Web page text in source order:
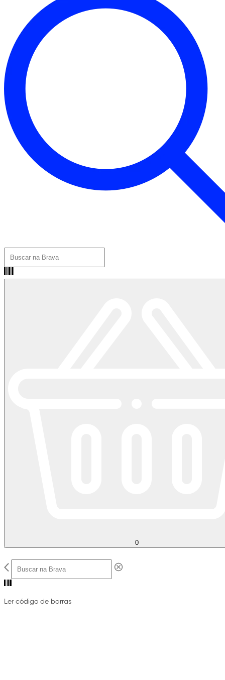
0
Ler código de barras